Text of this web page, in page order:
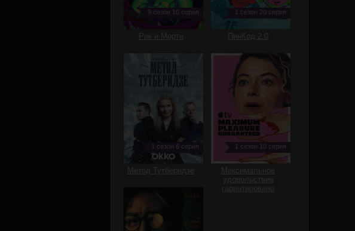
9 сезон 10 серия
Рик и Морти
1 сезон 20 серия
ПинКод 2.0
1 сезон 6 серия
Метод Тутберидзе
1 сезон 10 серия
Максимальное
удовольствие
гарантировано